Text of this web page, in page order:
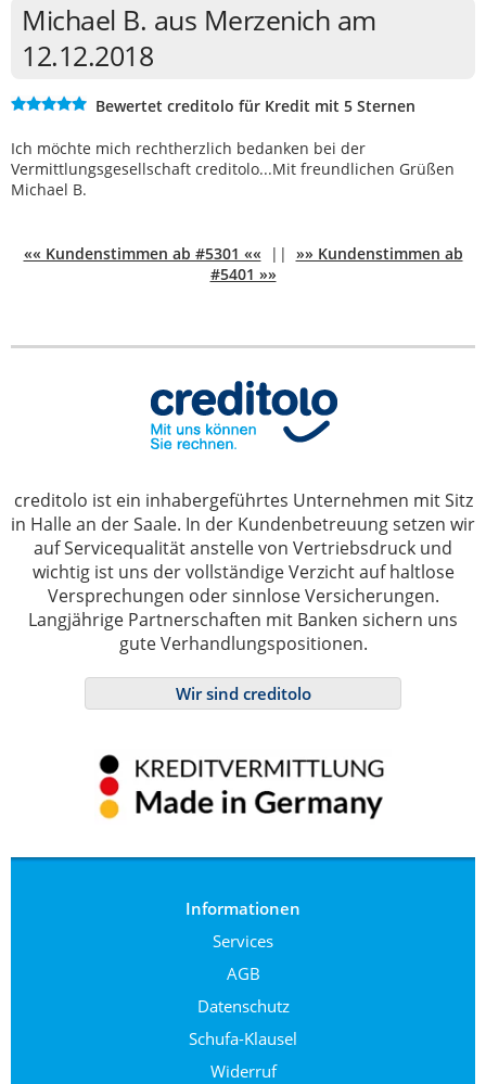
Michael B. aus Merzenich am
12.12.2018
Bewertet creditolo für Kredit mit 5 Sternen
Ich möchte mich rechtherzlich bedanken bei der
Vermittlungsgesellschaft creditolo...Mit freundlichen Grüßen
Michael B.
«« Kundenstimmen ab #5301 «« || »» Kundenstimmen ab
#5401 »»
creditolo ist ein inhabergeführtes Unternehmen mit Sitz
in Halle an der Saale. In der Kundenbetreuung setzen wir
auf Servicequalität anstelle von Vertriebsdruck und
wichtig ist uns der vollständige Verzicht auf haltlose
Versprechungen oder sinnlose Versicherungen.
Langjährige Partnerschaften mit Banken sichern uns
gute Verhandlungspositionen.
Wir sind creditolo
Informationen
Services
AGB
Datenschutz
Schufa-Klausel
Widerruf